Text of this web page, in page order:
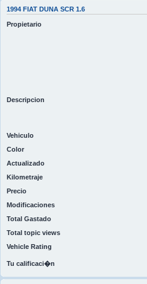
1994 FIAT DUNA SCR 1.6
Propietario
Descripcion
Vehiculo
Color
Actualizado
Kilometraje
Precio
Modificaciones
Total Gastado
Total topic views
Vehicle Rating
Tu calificaci�n